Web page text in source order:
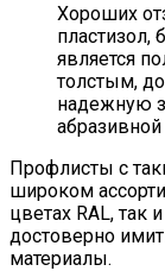
Хороших
пластизол,
является
толстым,
надежную
абразивной
Профлисты с
широком
цветах RAL, так
достоверно
материалы.